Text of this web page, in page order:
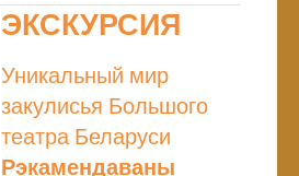
ЭКСКУРСИЯ
Уникальный мир
закулисья Большого
театра Беларуси
Рэкамендаваны